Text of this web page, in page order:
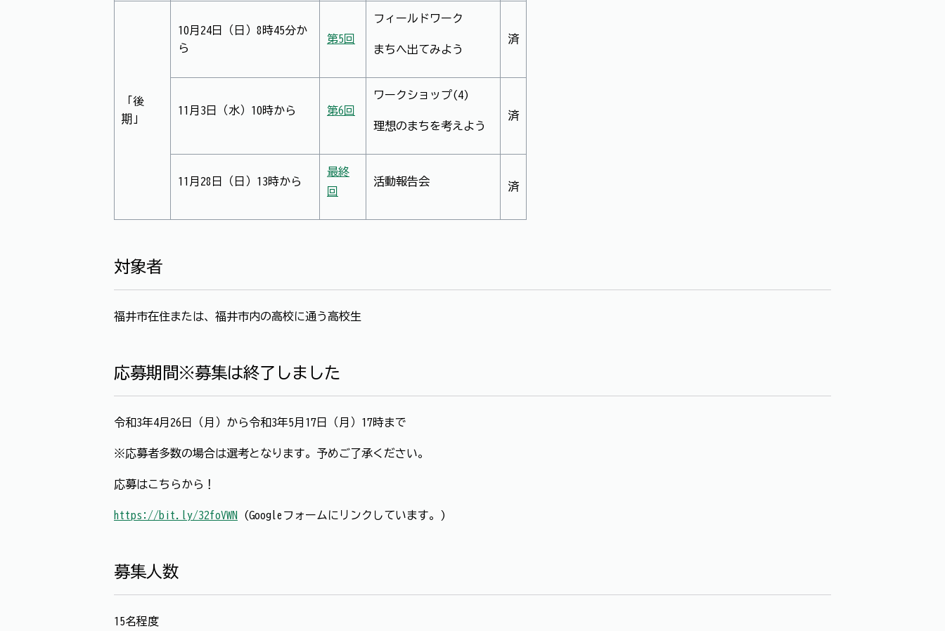
「後
期」
10月24日（日）8時45分か
ら
第5回
フィールドワーク
まちへ出てみよう
済
11月3日（水）10時から 第6回
ワークショップ(4)
理想のまちを考えよう
済
11月28日（日）13時から
最終
回
活動報告会 済
対象者
福井市在住または、福井市内の高校に通う高校生
応募期間※募集は終了しました
令和3年4月26日（月）から令和3年5月17日（月）17時まで
※応募者多数の場合は選考となります。予めご了承ください。
応募はこちらから！
https://bit.ly/32foVWN (Googleフォームにリンクしています。)
募集人数
15名程度